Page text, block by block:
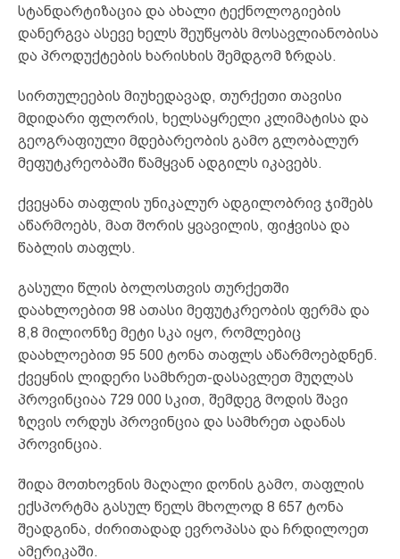
სტანდარტიზაცია და ახალი ტექნოლოგიების
დანერგვა ასევე ხელს შეუწყობს მოსავლიანობისა
და პროდუქტების ხარისხის შემდგომ ზრდას.
სირთულეების მიუხედავად, თურქეთი თავისი
მდიდარი ფლორის, ხელსაყრელი კლიმატისა და
გეოგრაფიული მდებარეობის გამო გლობალურ
მეფუტკრეობაში წამყვან ადგილს იკავებს.
ქვეყანა თაფლის უნიკალურ ადგილობრივ ჯიშებს
აწარმოებს, მათ შორის ყვავილის, ფიჭვისა და
წაბლის თაფლს.
გასული წლის ბოლოსთვის თურქეთში
დაახლოებით 98 ათასი მეფუტკრეობის ფერმა და
8,8 მილიონზე მეტი სკა იყო, რომლებიც
დაახლოებით 95 500 ტონა თაფლს აწარმოებდნენ.
ქვეყნის ლიდერი სამხრეთ-დასავლეთ მუღლას
პროვინციაა 729 000 სკით, შემდეგ მოდის შავი
ზღვის ორდუს პროვინცია და სამხრეთ ადანას
პროვინცია.
შიდა მოთხოვნის მაღალი დონის გამო, თაფლის
ექსპორტმა გასულ წელს მხოლოდ 8 657 ტონა
შეადგინა, ძირითადად ევროპასა და ჩრდილოეთ
ამერიკაში.